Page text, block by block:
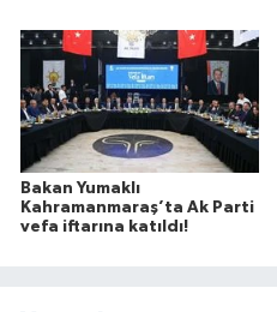
Bakan Yumaklı
Kahramanmaraş’ta Ak Parti
vefa iftarına katıldı!